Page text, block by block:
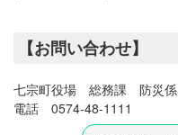
【お問い合わせ】
七宗町役場 総務課 防災係
電話 0574-48-1111